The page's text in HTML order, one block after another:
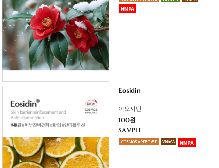
Eosidin
이오시딘
100원
SAMPLE